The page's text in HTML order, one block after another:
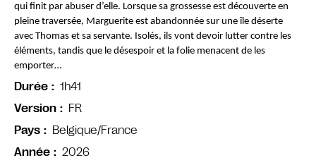
qui finit par abuser d’elle. Lorsque sa grossesse est découverte en
pleine traversée, Marguerite est abandonnée sur une île déserte
avec Thomas et sa servante. Isolés, ils vont devoir lutter contre les
éléments, tandis que le désespoir et la folie menacent de les
emporter…
Durée
1h41
Version
FR
Pays
Belgique/France
Année
2026